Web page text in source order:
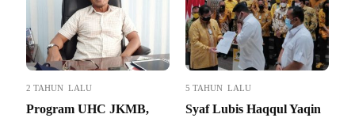
2 TAHUN LALU
Program UHC JKMB,
5 TAHUN LALU
Syaf Lubis Haqqul Yaqin